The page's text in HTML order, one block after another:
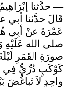
— حدَّثنا
قَالَ حدَّثنا أبي
عَمْرَةَ عنْ أبِي
صلى الله
صورَةِ القَمَرِ
كَوْكَبٍ دُرِّيٍّ فِي
واحِدٍ لاَ تَباغُضَ